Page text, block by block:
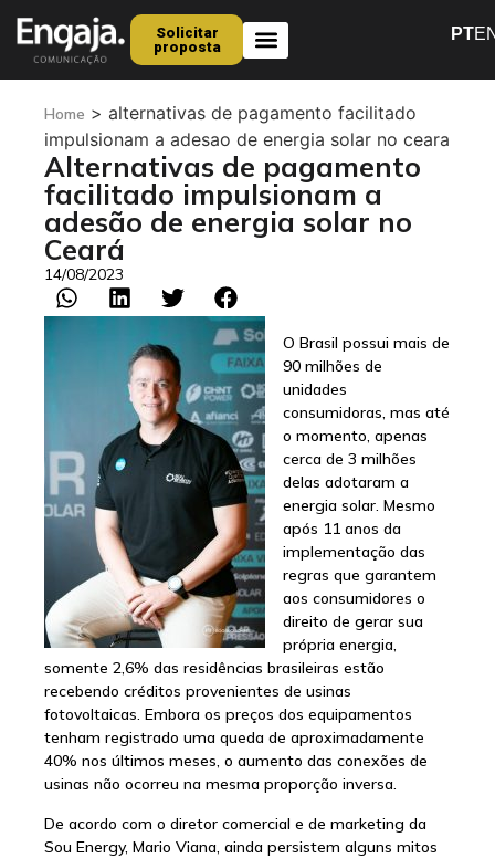
Solicitar
proposta
PT
Home >alternativas de pagamento facilitado
impulsionam a adesao de energia solar no ceara
Alternativas de pagamento
facilitado impulsionam a
adesão de energia solar no
Ceará
14/08/2023
O Brasil possui mais de
90 milhões de
unidades
consumidoras, mas até
o momento, apenas
cerca de 3 milhões
delas adotaram a
energia solar. Mesmo
após 11 anos da
implementação das
regras que garantem
aos consumidores o
direito de gerar sua
própria energia,
somente 2,6% das residências brasileiras estão
recebendo créditos provenientes de usinas
fotovoltaicas. Embora os preços dos equipamentos
tenham registrado uma queda de aproximadamente
40% nos últimos meses, o aumento das conexões de
usinas não ocorreu na mesma proporção inversa.
De acordo com o diretor comercial e de marketing da
Sou Energy, Mario Viana, ainda persistem alguns mitos